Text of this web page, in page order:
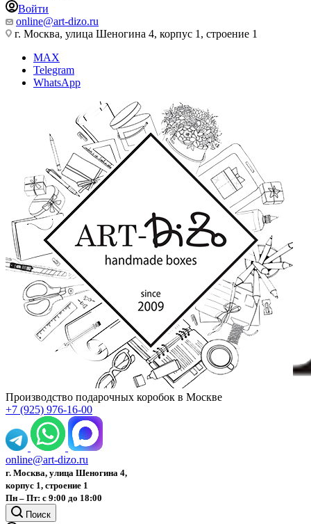
Войти
online@art-dizo.ru
г. Москва, улица Шеногина 4, корпус 1, строение 1
MAX
Telegram
WhatsApp
Производство подарочных коробок в Москве
+7 (925) 976-16-00
online@art-dizo.ru
г. Москва, улица Шеногина 4,
корпус 1, строение 1
Пн – Пт: с 9:00 до 18:00
Поиск